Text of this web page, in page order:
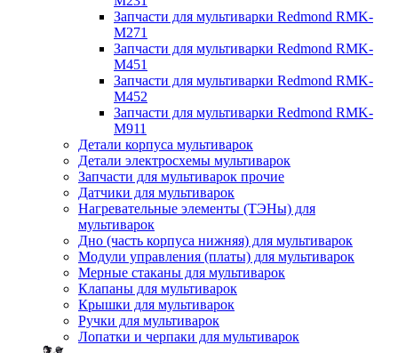
Запчасти для мультиварки Redmond RMK-
M271
Запчасти для мультиварки Redmond RMK-
M451
Запчасти для мультиварки Redmond RMK-
M452
Запчасти для мультиварки Redmond RMK-
M911
Детали корпуса мультиварок
Детали электросхемы мультиварок
Запчасти для мультиварок прочие
Датчики для мультиварок
Нагревательные элементы (ТЭНы) для
мультиварок
Дно (часть корпуса нижняя) для мультиварок
Модули управления (платы) для мультиварок
Мерные стаканы для мультиварок
Клапаны для мультиварок
Крышки для мультиварок
Ручки для мультиварок
Лопатки и черпаки для мультиварок